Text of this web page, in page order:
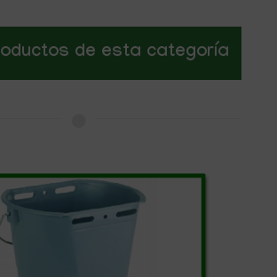
de esta categoría